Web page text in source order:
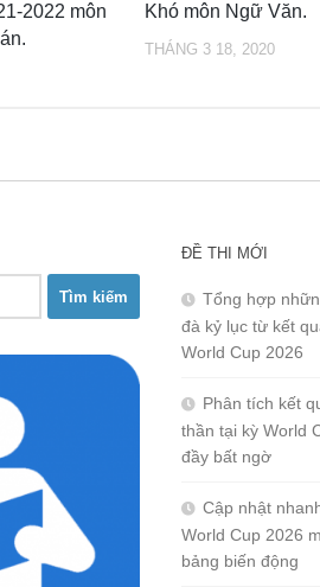
2022 môn
Khó môn Ngữ Văn.
THÁNG 3 18, 2020
ĐỀ THI MỚI
Tổng hợp
đà kỷ lục từ kết
World Cup 2026
Phân tích kết
thần tại kỳ World
đầy bất ngờ
Cập nhật
World Cup 2026
bảng biến động